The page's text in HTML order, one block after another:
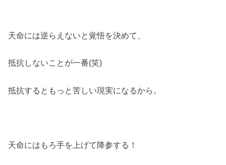
天命には逆らえないと覚悟を決めて、
抵抗しないことが一番(笑)
抵抗するともっと苦しい現実になるから。
天命にはもろ手を上げて降参する！